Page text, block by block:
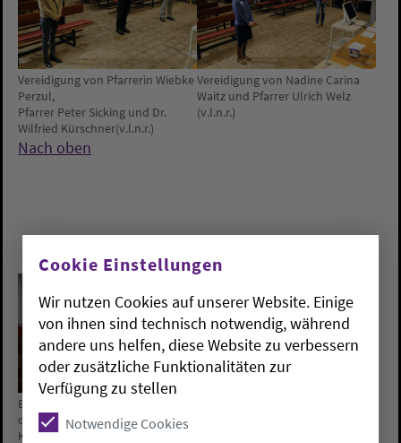
Vereidigung von Pfarrerin Wiebke
Perzul,
Pfarrer Peter Sicking und Dr.
Wilfried Kürschner(v.l.n.r.)
Vereidigung von Nadine Carina
Waitz und Pfarrer Ulrich Welz
(v.l.n.r.)
Nach oben
Bischof Thomas Adomeit stellt
den Bericht des Gemeinsamen
Kirchenausschusses vor.
Cookie Einstellungen
Wir nutzen Cookies auf unserer Website. Einige
von ihnen sind technisch notwendig, während
andere uns helfen, diese Website zu verbessern
oder zusätzliche Funktionalitäten zur
Verfügung zu stellen
Notwendige Cookies